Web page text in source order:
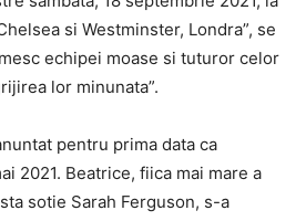
si Westminster, Londra”, se
echipei moase si tuturor celor
lor minunata”.
pentru prima data ca
2021. Beatrice, fiica mai mare a
sotie Sarah Ferguson, s-a